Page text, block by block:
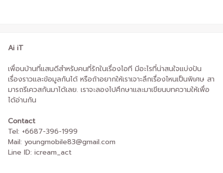
Ai iT
เพื่อนบ้านที่แสนดีสำหรับคนที่รักในเรื่องไอที มีอะไรที่น่าสนใจแบ่งปัน
เรื่องราวและข้อมูลกันได้ หรือถ้าอยากให้เราเจาะลึกเรื่องไหนเป็นพิเศษ สา
มารถรีเควสกันมาได้เลย. เราจะลองไปศึกษาและมาเขียนบทความให้เพื่อ
ได้อ่านกัน
Contact
Tel: +6687-396-1999
Mail: youngmobile83@gmail.com
Line ID: icream_act